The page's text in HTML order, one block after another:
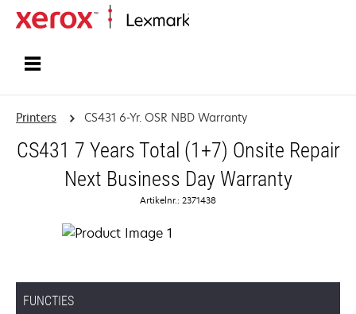
Printers CS431 6-Yr. OSR NBD Warranty
CS431 7 Years Total (1+7) Onsite Repair
Next Business Day Warranty
Artikelnr.: 2371438
FUNCTIES